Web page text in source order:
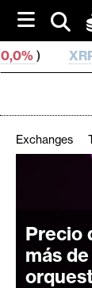
i
p
t
o
1,04 ( -
p
t
o
Exchanges
Precio
más